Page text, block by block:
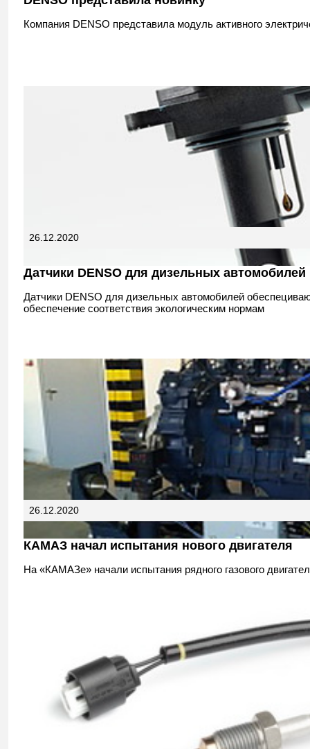
Компания DENSO представила модуль активного
26.12.2020
Датчики DENSO для дизельных автомобилей
Датчики DENSO для дизельных автомобилей
обеспечение соответствия экологическим нормам
26.12.2020
КАМАЗ начал испытания нового двигателя
На «КАМАЗе» начали испытания рядного газового